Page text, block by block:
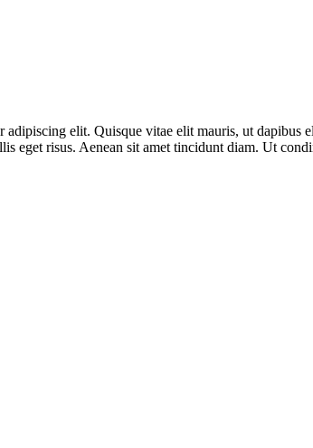
adipiscing elit. Quisque vitae elit mauris, ut
eget risus. Aenean sit amet tincidunt diam. Ut